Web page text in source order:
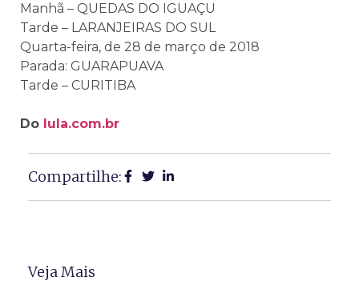
Manhã – QUEDAS DO IGUAÇU
Tarde – LARANJEIRAS DO SUL
Quarta-feira, de 28 de março de 2018
Parada: GUARAPUAVA
Tarde – CURITIBA
Do lula.com.br
Compartilhe:
Veja Mais